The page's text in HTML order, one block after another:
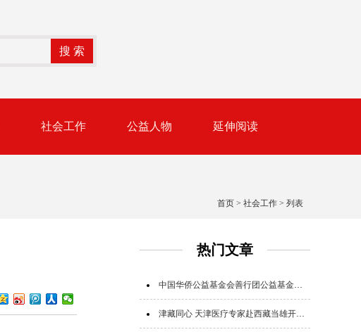
社会工作 公益人物 延伸阅读
首页 > 社会工作 > 列表
热门文章
中国华侨公益基金会善行团公益基金追加追赠支援广西救灾
津藏同心 天津医疗专家赴西藏当雄开展公益帮扶